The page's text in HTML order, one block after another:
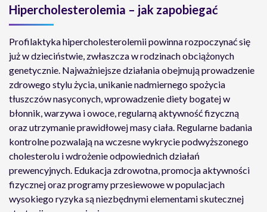
Hipercholesterolemia – jak zapobiegać
Profilaktyka hipercholesterolemii powinna rozpoczynać się
już w dzieciństwie, zwłaszcza w rodzinach obciążonych
genetycznie. Najważniejsze działania obejmują prowadzenie
zdrowego stylu życia, unikanie nadmiernego spożycia
tłuszczów nasyconych, wprowadzenie diety bogatej w
błonnik, warzywa i owoce, regularną aktywność fizyczną
oraz utrzymanie prawidłowej masy ciała. Regularne badania
kontrolne pozwalają na wczesne wykrycie podwyższonego
cholesterolu i wdrożenie odpowiednich działań
prewencyjnych. Edukacja zdrowotna, promocja aktywności
fizycznej oraz programy przesiewowe w populacjach
wysokiego ryzyka są niezbędnymi elementami skutecznej